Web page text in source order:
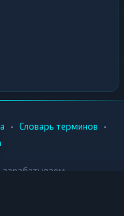
• Словарь терминов •